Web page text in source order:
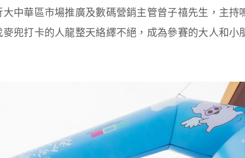
中華區市場推廣及數碼營銷主管曾子禧先生，主持
兜打卡的人龍整天絡繹不絕，成為參賽的大人和小